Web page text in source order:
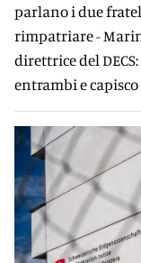
parlano i due
rimpatriare -
direttrice del
entrambi e